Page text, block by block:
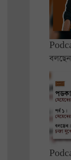
বলছেন